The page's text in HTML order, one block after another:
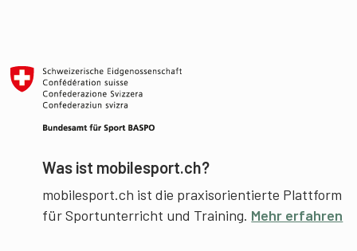
Was ist mobilesport.ch?
mobilesport.ch ist die praxisorientierte Plattform
für Sportunterricht und Training. Mehr erfahren